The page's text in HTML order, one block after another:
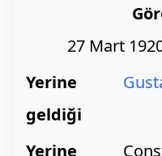
27 Mart
Yerine
geldiği
Yerine